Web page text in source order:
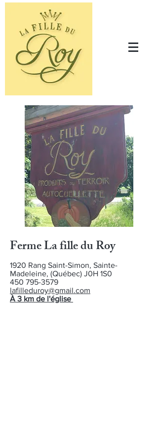
Ferme La fille du Roy
1920 Rang Saint-Simon, Sainte-
Madeleine, (Québec) J0H 1S0
450 795-3579
lafilleduroy@gmail.com
À 3 km de l'église